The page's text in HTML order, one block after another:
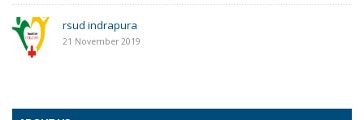
rsud indrapura
21 November 2019